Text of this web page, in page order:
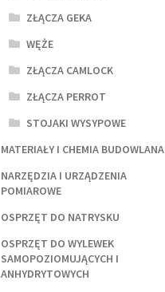
ZŁĄCZA GEKA
WĘŻE
ZŁĄCZA CAMLOCK
ZŁĄCZA PERROT
STOJAKI WYSYPOWE
MATERIAŁY I CHEMIA BUDOWLANA
NARZĘDZIA I URZĄDZENIA
POMIAROWE
OSPRZĘT DO NATRYSKU
OSPRZĘT DO WYLEWEK
SAMOPOZIOMUJĄCYCH I
ANHYDRYTOWYCH